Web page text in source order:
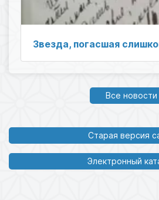
Звезда, погасшая
Все новости
Старая версия
Электронный